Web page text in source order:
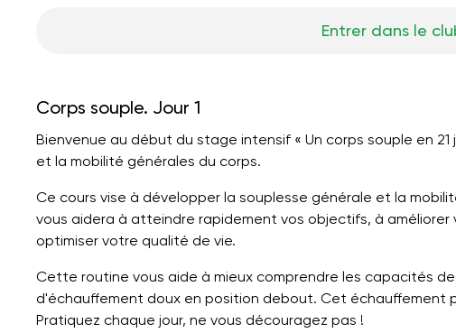
Entrer dans le
Corps souple. Jour 1
Bienvenue au début du stage intensif « Un corps souple en
et la mobilité générales du corps.
Ce cours vise à développer la souplesse générale et la
vous aidera à atteindre rapidement vos objectifs, à
optimiser votre qualité de vie.
Cette routine vous aide à mieux comprendre les capacités
d'échauffement doux en position debout. Cet échauffement
Pratiquez chaque jour, ne vous découragez pas !